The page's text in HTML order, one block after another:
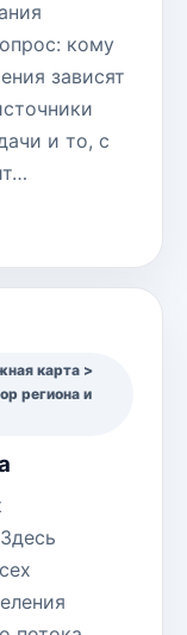
кому
зависят
и то, с
карта >
региона и